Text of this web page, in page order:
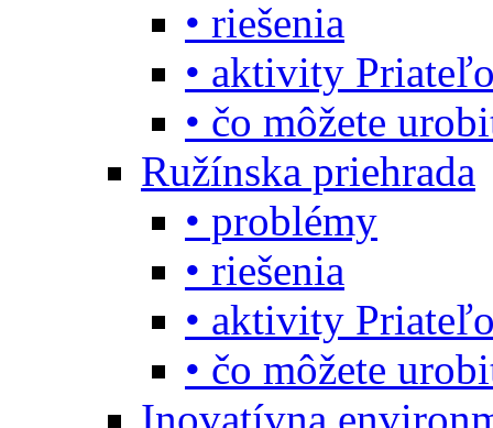
• riešenia
• aktivity
• čo môžete
Ružínska priehrada
• problémy
• riešenia
• aktivity
• čo môžete
Inovatívna